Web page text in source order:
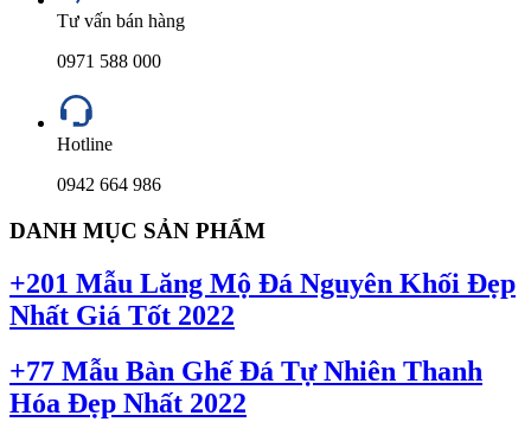
Tư vấn bán hàng
0971 588 000
Hotline
0942 664 986
DANH MỤC SẢN PHẨM
+201 Mẫu Lăng Mộ Đá Nguyên Khối Đẹp
Nhất Giá Tốt 2022
+77 Mẫu Bàn Ghế Đá Tự Nhiên Thanh
Hóa Đẹp Nhất 2022